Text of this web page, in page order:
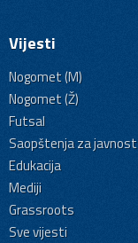
Vijesti
Nogomet (M)
Nogomet (Ž)
Futsal
Saopštenja za javnost
Edukacija
Mediji
Grassroots
Sve vijesti